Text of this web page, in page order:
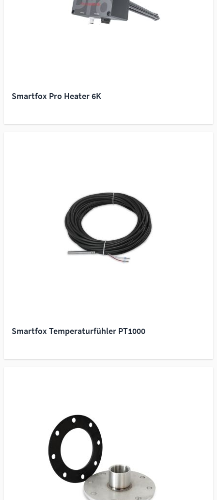
Smartfox Pro Heater 6K
Smartfox Temperaturfühler PT1000